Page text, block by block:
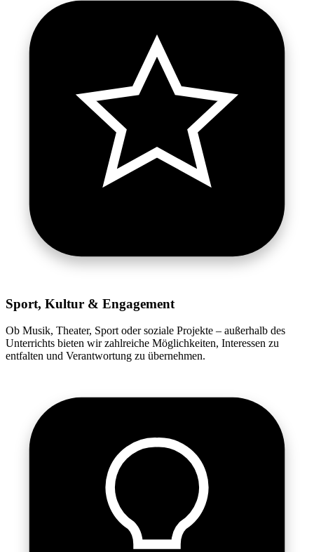
Sport, Kultur & Engagement
Ob Musik, Theater, Sport oder soziale Projekte – außerhalb des
Unterrichts bieten wir zahlreiche Möglichkeiten, Interessen zu
entfalten und Verantwortung zu übernehmen.